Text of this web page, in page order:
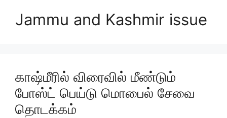
Jammu and Kashmir issue
காஷ்மீரில் விரைவில் மீண்டும்
போஸ்ட் பெய்டு மொபைல் சேவை
தொடக்கம்